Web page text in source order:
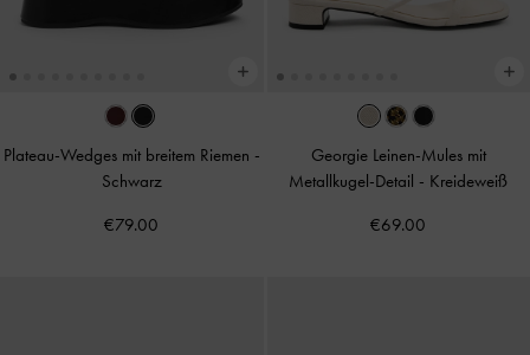
Plateau-Wedges mit breitem Riemen -
Schwarz
€79.00
Georgie Leinen-Mules mit
Metallkugel-Detail - Kreideweiß
€69.00